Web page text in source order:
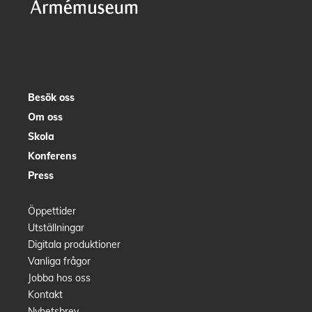
Besök oss
Om oss
Skola
Konferens
Press
Öppettider
Utställningar
Digitala produktioner
Vanliga frågor
Jobba hos oss
Kontakt